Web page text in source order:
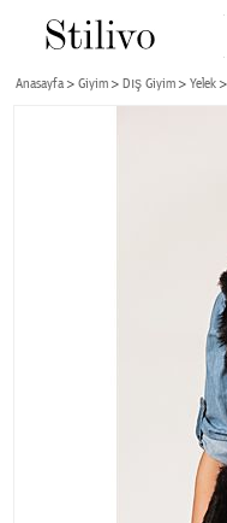
Anasayfa Giyim Dış Giyim Yelek